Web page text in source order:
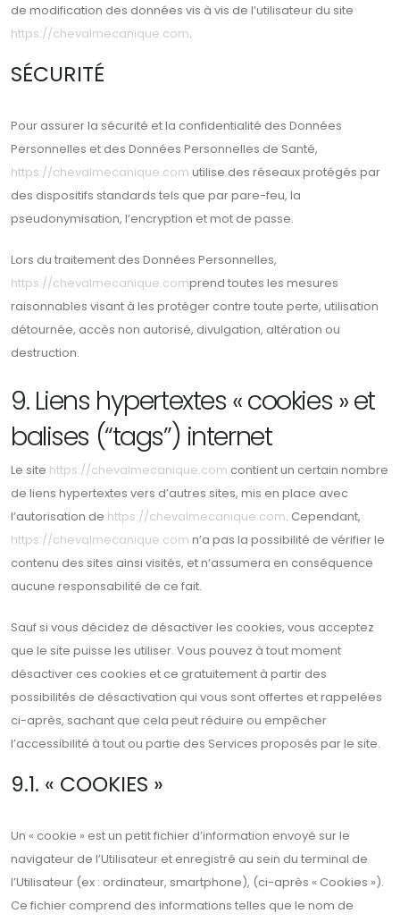
de modification des données vis à vis de l’utilisateur du site
https://chevalmecanique.com.
SÉCURITÉ
Pour assurer la sécurité et la confidentialité des Données
Personnelles et des Données Personnelles de Santé,
https://chevalmecanique.com utilise des réseaux protégés par
des dispositifs standards tels que par pare-feu, la
pseudonymisation, l’encryption et mot de passe.
Lors du traitement des Données Personnelles,
https://chevalmecanique.comprend toutes les mesures
raisonnables visant à les protéger contre toute perte, utilisation
détournée, accès non autorisé, divulgation, altération ou
destruction.
9. Liens hypertextes « cookies » et
balises (“tags”) internet
Le site https://chevalmecanique.com contient un certain nombre
de liens hypertextes vers d’autres sites, mis en place avec
l’autorisation de https://chevalmecanique.com. Cependant,
https://chevalmecanique.com n’a pas la possibilité de vérifier le
contenu des sites ainsi visités, et n’assumera en conséquence
aucune responsabilité de ce fait.
Sauf si vous décidez de désactiver les cookies, vous acceptez
que le site puisse les utiliser. Vous pouvez à tout moment
désactiver ces cookies et ce gratuitement à partir des
possibilités de désactivation qui vous sont offertes et rappelées
ci-après, sachant que cela peut réduire ou empêcher
l’accessibilité à tout ou partie des Services proposés par le site.
9.1. « COOKIES »
Un « cookie » est un petit fichier d’information envoyé sur le
navigateur de l’Utilisateur et enregistré au sein du terminal de
l’Utilisateur (ex : ordinateur, smartphone), (ci-après « Cookies »).
Ce fichier comprend des informations telles que le nom de